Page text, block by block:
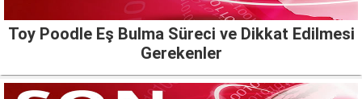
Toy Poodle Eş Bulma Süreci ve Dikkat Edilmesi
Gerekenler